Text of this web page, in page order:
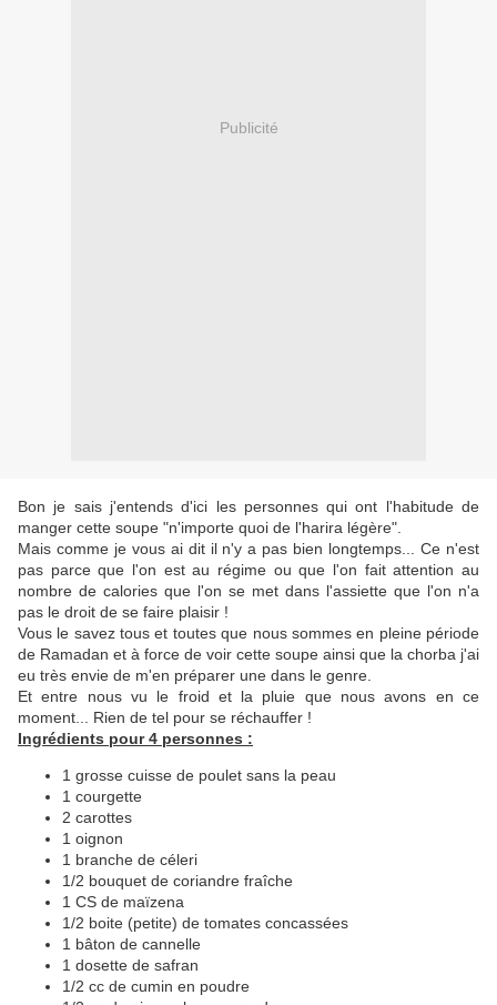
Publicité
Bon je sais j'entends d'ici les personnes qui ont l'habitude de
manger cette soupe "n'importe quoi de l'harira légère".
Mais comme je vous ai dit il n'y a pas bien longtemps... Ce n'est
pas parce que l'on est au régime ou que l'on fait attention au
nombre de calories que l'on se met dans l'assiette que l'on n'a
pas le droit de se faire plaisir !
Vous le savez tous et toutes que nous sommes en pleine période
de Ramadan et à force de voir cette soupe ainsi que la chorba j'ai
eu très envie de m'en préparer une dans le genre.
Et entre nous vu le froid et la pluie que nous avons en ce
moment... Rien de tel pour se réchauffer !
Ingrédients pour 4 personnes :
1 grosse cuisse de poulet sans la peau
1 courgette
2 carottes
1 oignon
1 branche de céleri
1/2 bouquet de coriandre fraîche
1 CS de maïzena
1/2 boite (petite) de tomates concassées
1 bâton de cannelle
1 dosette de safran
1/2 cc de cumin en poudre